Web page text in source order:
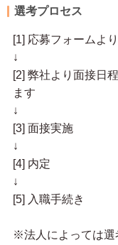
選考プロセス
[1] 応募フォームよ
↓
[2] 弊社より面接日
ます
↓
[3] 面接実施
↓
[4] 内定
↓
[5] 入職手続き
※法人によっては選